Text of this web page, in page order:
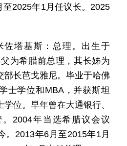
2025年1月任议长。2025
佐塔基斯：总理。出生于
为希腊前总理，其长姊为
部长芭戈雅尼。毕业于哈佛
士学位和MBA，并获斯坦
位。早年曾在大通银行、
2004年当选希腊议会议
。2013年6月至2015年1月